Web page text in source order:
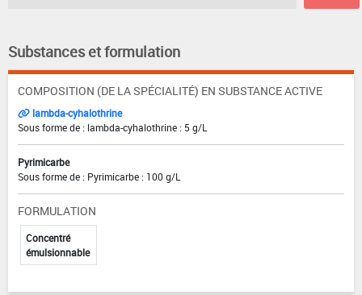
Substances et formulation
COMPOSITION (DE LA SPÉCIALITÉ) EN SUBSTANCE ACTIVE
lambda-cyhalothrine
Sous forme de : lambda-cyhalothrine : 5 g/L
Pyrimicarbe
Sous forme de : Pyrimicarbe : 100 g/L
FORMULATION
Concentré
émulsionnable